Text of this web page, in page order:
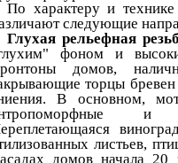
По характеру и
следующие
Глухая рельефная
фоном и
домов,
торцы
В основном,
и
листьев,
домов начала 20